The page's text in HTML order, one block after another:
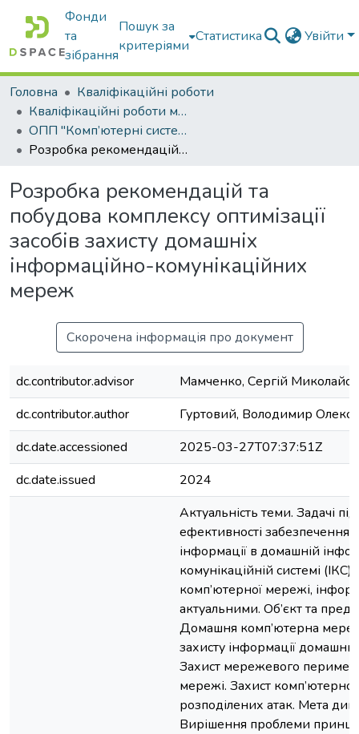
Фонди
та
зібрання
Пошук за
критеріями
Статистика Увійти
Головна
Кваліфікаційні роботи
Кваліфікаційні роботи магістрів
ОПП "Комп’ютерні системи захисту інформації"
Розробка рекомендацій та побудова комплексу оптимізації засобів захисту домашніх інформаційно-комунікаційних мереж
Розробка рекомендацій та
побудова комплексу оптимізації
засобів захисту домашніх
інформаційно-комунікаційних
мереж
Скорочена інформація про документ
dc.contributor.advisor
Мамченко, Сергій
dc.contributor.author
Гуртовий, Володимир
dc.date.accessioned
2025-03-27T07:37:51Z
dc.date.issued
2024
Актуальність теми. Задачі
ефективності забезпечення
інформації в домашній
комунікаційній системі
комп’ютерної мережі,
актуальними. Об’єкт та
Домашня комп’ютерна
захисту інформації
Захист мережевого
мережі. Захист
розподілених атак. Мета
Вирішення проблеми